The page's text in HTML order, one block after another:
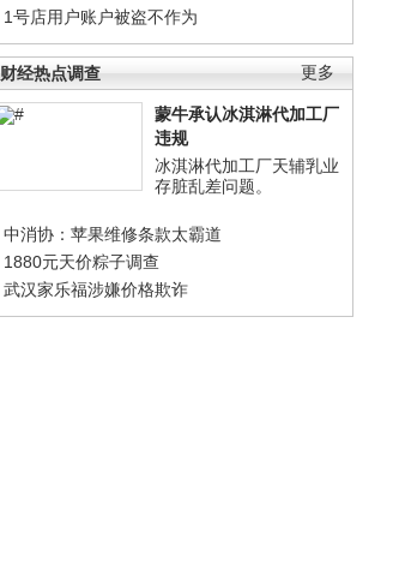
1号店用户账户被盗不作为
更多
财经热点调查
蒙牛承认冰淇淋代加工厂
违规
冰淇淋代加工厂天辅乳业
存脏乱差问题。
中消协：苹果维修条款太霸道
1880元天价粽子调查
武汉家乐福涉嫌价格欺诈